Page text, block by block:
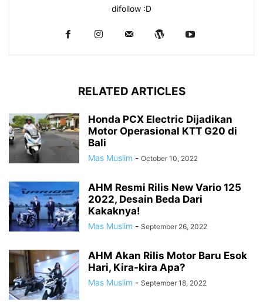
difollow :D
RELATED ARTICLES
Honda PCX Electric Dijadikan
Motor Operasional KTT G20 di
Bali
Mas Muslim - October 10, 2022
AHM Resmi Rilis New Vario 125
2022, Desain Beda Dari
Kakaknya!
Mas Muslim - September 26, 2022
AHM Akan Rilis Motor Baru Esok
Hari, Kira-kira Apa?
Mas Muslim - September 18, 2022